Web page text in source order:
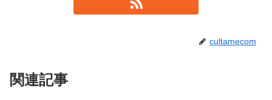
cultamecom
関連記事